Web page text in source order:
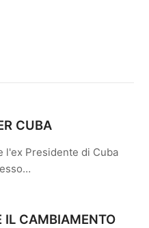
CUBA
l'ex Presidente di Cuba
IL CAMBIAMENTO